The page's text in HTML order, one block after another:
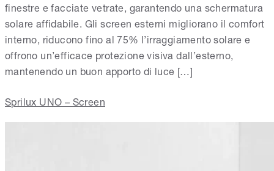
finestre e facciate vetrate, garantendo una schermatura
solare affidabile. Gli screen esterni migliorano il comfort
interno, riducono fino al 75% l’irraggiamento solare e
offrono un’efficace protezione visiva dall’esterno,
mantenendo un buon apporto di luce […]
Sprilux UNO – Screen